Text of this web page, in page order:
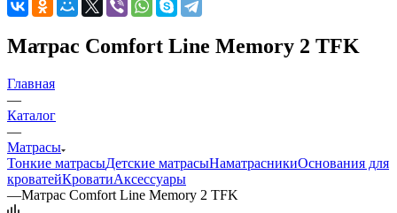
Матрас Comfort Line Memory 2 TFK
Главная
—
Каталог
—
Матрасы
Тонкие матрасыДетские матрасыНаматрасникиОснования для
кроватейКроватиАксессуары
—Матрас Comfort Line Memory 2 TFK